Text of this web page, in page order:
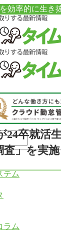
効率的に生き
テム
ラム
24卒就活
査」を実施